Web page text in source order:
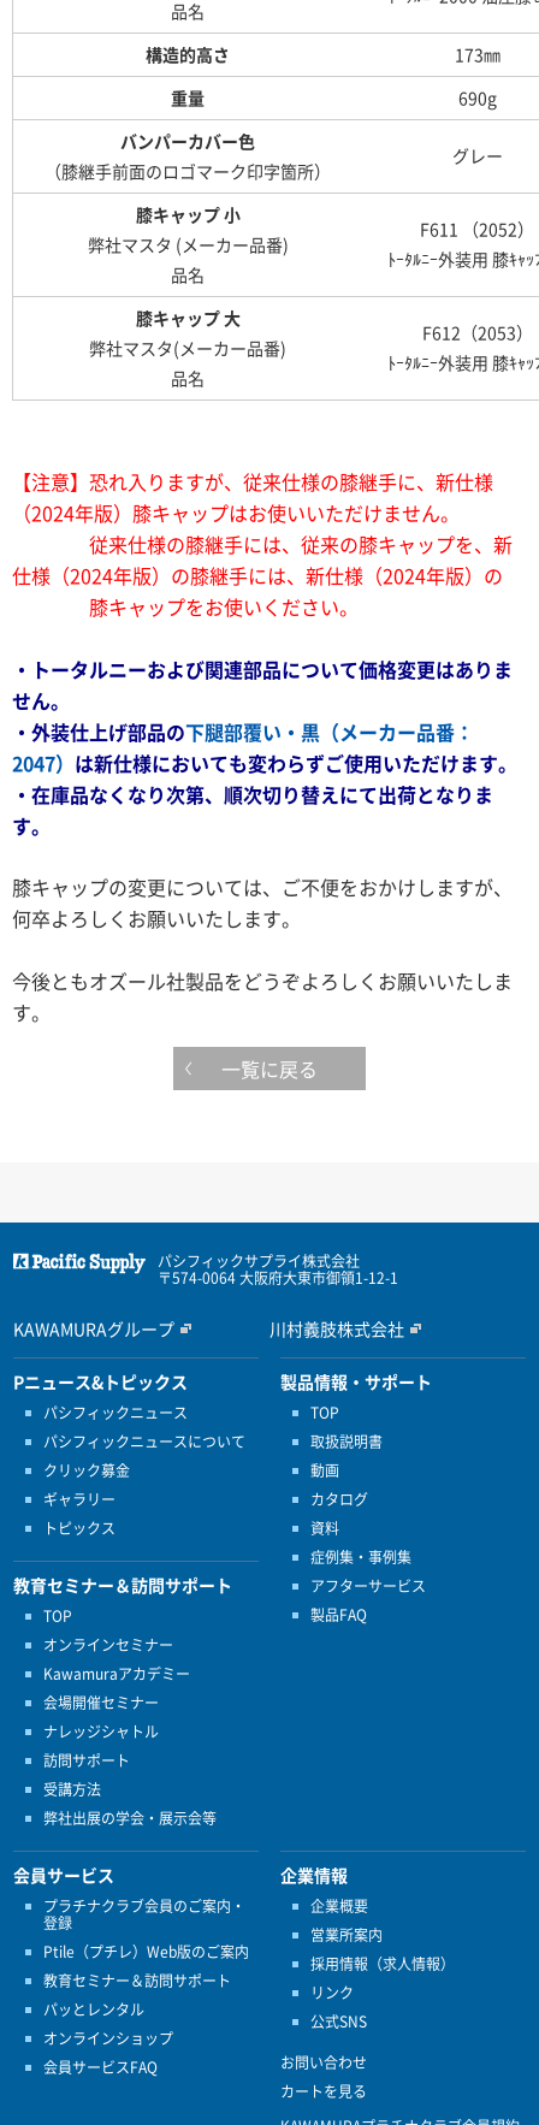
品名
構造的高さ
173㎜
重量
690g
バンパーカバー色
（膝継手前面のロゴマーク印字箇所）
グレー
膝キャップ 小
弊社マスタ (メーカー品番)
品名
F611 （2052）
ﾄｰﾀﾙﾆｰ外装用 膝ｷｬｯ
膝キャップ 大
弊社マスタ(メーカー品番)
品名
F612（2053）
ﾄｰﾀﾙﾆｰ外装用 膝ｷｬｯ
【注意】恐れ入りますが、従来仕様の膝継手に、新仕様
（2024年版）膝キャップはお使いいただけません。
従来仕様の膝継手には、従来の膝キャップを、 新
仕様（2024年版）の膝継手には、新仕様（2024年版）の
膝キャップをお使いください。
・トータルニーおよび関連部品について価格変更はありま
せん。
・外装仕上げ部品の下腿部覆い・黒（メーカー品番：
2047） は新仕様においても変わらずご使用いただけます。
・在庫品なくなり次第、順次切り替えにて出荷となりま
す。
膝キャップの変更については、ご不便をおかけしますが、
何卒よろしくお願いいたします。
今後ともオズール社製品をどうぞよろしくお願いいたしま
す。
一覧に戻る
パシフィックサプライ株式会社
〒574-0064 大阪府大東市御領1-12-1
KAWAMURAグループ 川村義肢株式会社
Pニュース&トピックス
パシフィックニュース
パシフィックニュースについて
クリック募金
ギャラリー
トピックス
教育セミナー＆訪問サポート
TOP
オンラインセミナー
Kawamuraアカデミー
会場開催セミナー
ナレッジシャトル
訪問サポート
受講方法
弊社出展の学会・展示会等
製品情報・サポート
TOP
取扱説明書
動画
カタログ
資料
症例集・事例集
アフターサービス
製品FAQ
会員サービス
プラチナクラブ会員のご案内・
登録
Ptile（プチレ）Web版のご案内
教育セミナー＆訪問サポート
パッとレンタル
オンラインショップ
会員サービスFAQ
企業情報
企業概要
営業所案内
採用情報（求人情報）
リンク
公式SNS
お問い合わせ
カートを見る